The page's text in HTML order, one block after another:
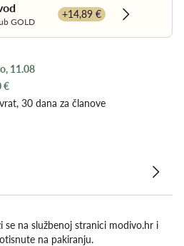
GOLD
+14,89 €
Dowiedz
11.08
€
30 dana za članove
se na službenoj stranici modivo.hr i
na pakiranju.